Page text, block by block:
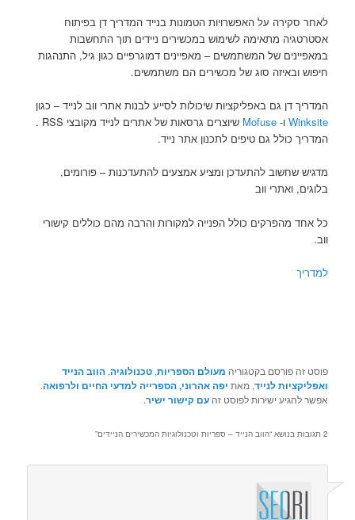
לאחר סקירה על האפשרויות הטמונות בנייד המדריך דן בפיתוח
אסטרטגיה מתאימה לשימוש במכשירים ניידים תוך התחשבות
במאפיינים של המשתמשים – מאפיינים דמוגרפיים כגון גיל, התנהגות
חיפוש ובאיזה סוג של מכשירים הם משתמשים.
המדריך דן גם באפליקציות שיכולות לסייע לבנות אתרי ווב לנייד – כגון
Winksite ו-Mofuse
שיוצרים גרסאות של אתרים לנייד מקובצי RSS .
המדריך כולל גם טיפים לתכנון אתר נייד.
מדגיש שחשוב להתעדכן ומציע אמצעים להתעדכנות – פורומים,
בלוגים, ואתרי ווב
כל אחד מהפרקים כולל הפנייה למקורות והרבה מהם כוללים קישורי
ווב.
למדריך
פוסט זה פורסם בקטגוריה מעולם הספריות,טכנולוגיה,הווב הנייד
ואפליקציות לנייד, מאת יפה אהרוני, הספרייה למדעי החיים ולרפואה.
אפשר להגיע ישירות לפוסט זהעם קישור ישיר.
2 תגובות בנושא “ הווב הנייד – ספריות וטכנולוגיות המכשירים הניידים”